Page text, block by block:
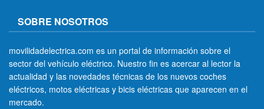
SOBRE NOSOTROS
movilidadelectrica.com es un portal de información sobre el
sector del vehículo eléctrico. Nuestro fin es acercar al lector la
actualidad y las novedades técnicas de los nuevos coches
eléctricos, motos eléctricas y bicis eléctricas que aparecen en el
mercado.